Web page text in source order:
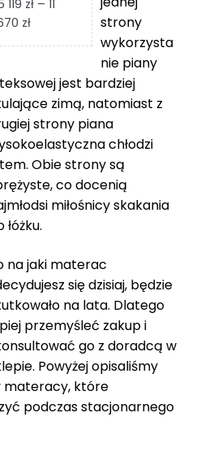
119 zł – 11
złZakres
5
119 zł
do
670 zł
strony
wykorzysta
nie piany
jest bardziej
zimą, natomiast z
strony piana
chłodzi
Obie strony są
co docenią
miłośnicy skakania
łóżku.
na jaki materac
się dzisiaj, będzie
na lata. Dlatego
przemyśleć zakup i
go z doradcą w
Powyżej opisaliśmy
materacy, które
podczas stacjonarnego